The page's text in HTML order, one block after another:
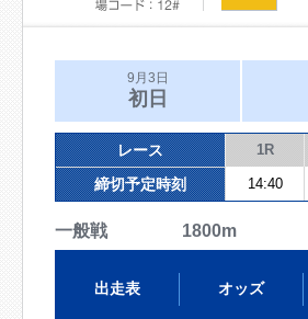
9月3日
初日
レース 1R
締切予定時刻 14:40
一般戦 1800m
出走表 オッズ